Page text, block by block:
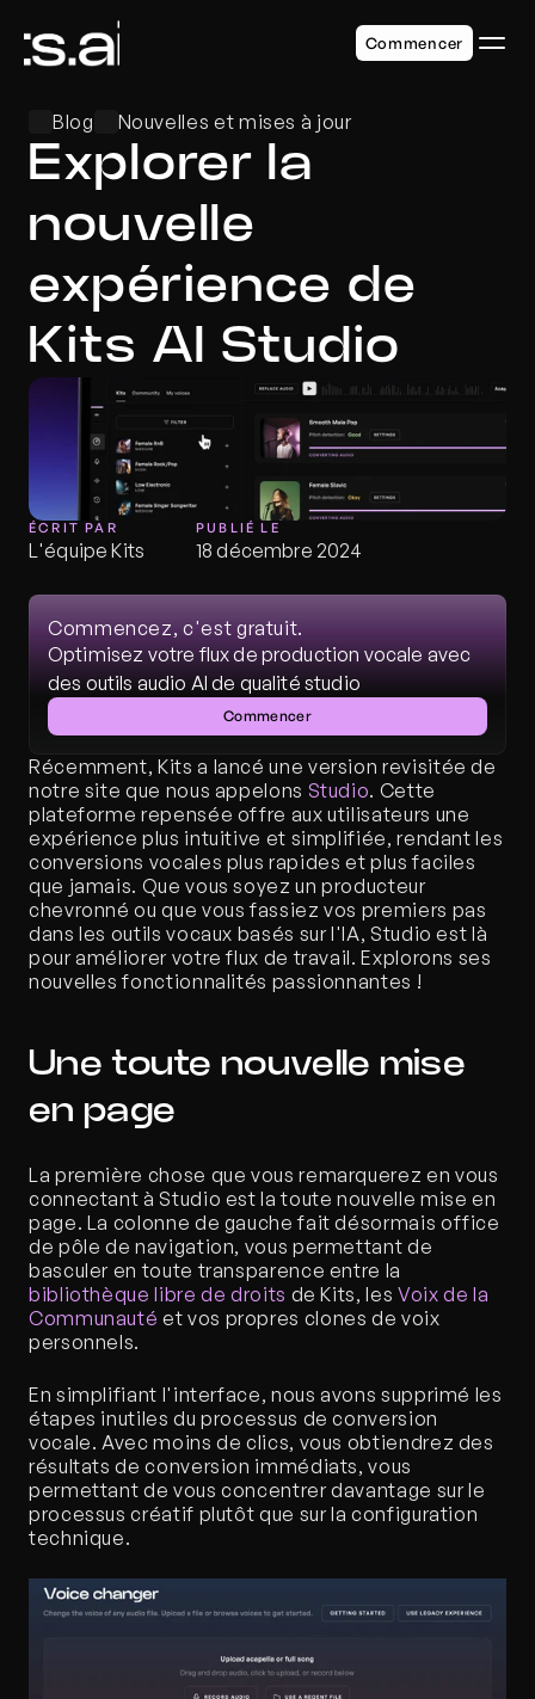
Blog Nouvelles et mises à jour
Explorer la
nouvelle
expérience de
Kits AI Studio
ÉCRIT PAR
L'équipe Kits
PUBLIÉ LE
18 décembre 2024
Récemment, Kits a lancé une version revisitée de
notre site que nous appelons Studio. Cette
plateforme repensée offre aux utilisateurs une
expérience plus intuitive et simplifiée, rendant les
conversions vocales plus rapides et plus faciles
que jamais. Que vous soyez un producteur
chevronné ou que vous fassiez vos premiers pas
dans les outils vocaux basés sur l'IA, Studio est là
pour améliorer votre flux de travail. Explorons ses
nouvelles fonctionnalités passionnantes !
Une toute nouvelle mise
en page
La première chose que vous remarquerez en vous
connectant à Studio est la toute nouvelle mise en
page. La colonne de gauche fait désormais office
de pôle de navigation, vous permettant de
bibliothèque libre de droits de Kits, les Voix de la
Communauté et vos propres clones de voix
personnels.
En simplifiant l'interface, nous avons supprimé les
étapes inutiles du processus de conversion
vocale. Avec moins de clics, vous obtiendrez des
résultats de conversion immédiats, vous
permettant de vous concentrer davantage sur le
processus créatif plutôt que sur la configuration
technique.
Commencez, c'est gratuit.
Optimisez votre flux de production vocale avec
des outils audio AI de qualité studio
Commencer
Commencer